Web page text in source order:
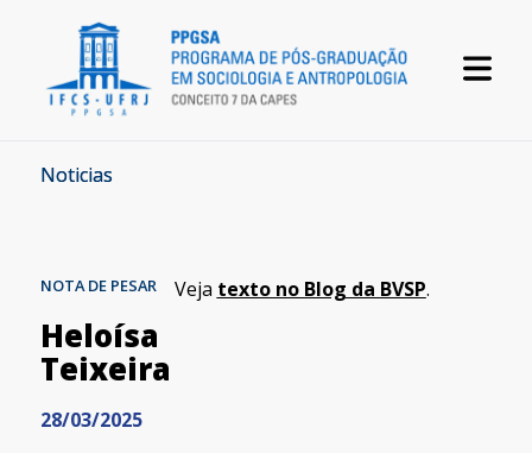
Noticias
NOTA DE PESAR
Heloísa
Teixeira
28/03/2025
Veja texto no Blog da BVSP.